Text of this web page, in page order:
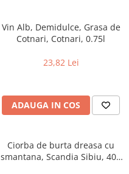
Vin Alb, Demidulce, Grasa de
Cotnari, Cotnari, 0.75l
23,82 Lei
ADAUGA IN COS
Ciorba de burta dreasa cu
smantana, Scandia Sibiu, 400